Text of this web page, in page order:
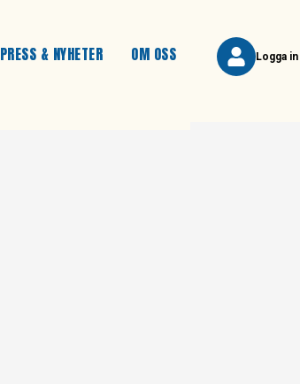
PRESS & NYHETER OM OSS Logga in